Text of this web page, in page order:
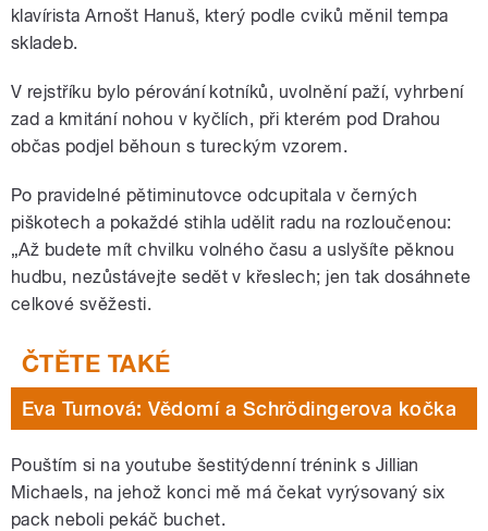
klavírista Arnošt Hanuš, který podle cviků měnil tempa
skladeb.
V rejstříku bylo pérování kotníků, uvolnění paží, vyhrbení
zad a kmitání nohou v kyčlích, při kterém pod Drahou
občas podjel běhoun s tureckým vzorem.
Po pravidelné pětiminutovce odcupitala v černých
piškotech a pokaždé stihla udělit radu na rozloučenou:
„Až budete mít chvilku volného času a uslyšíte pěknou
hudbu, nezůstávejte sedět v křeslech; jen tak dosáhnete
celkové svěžesti.
Eva Turnová: Vědomí a Schrödingerova kočka
Pouštím si na youtube šestitýdenní trénink s Jillian
Michaels, na jehož konci mě má čekat vyrýsovaný six
pack neboli pekáč buchet.